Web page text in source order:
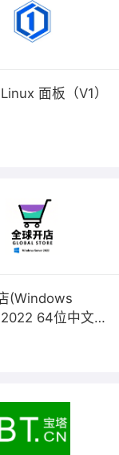
面板（V1）
(Windows
64位中文版